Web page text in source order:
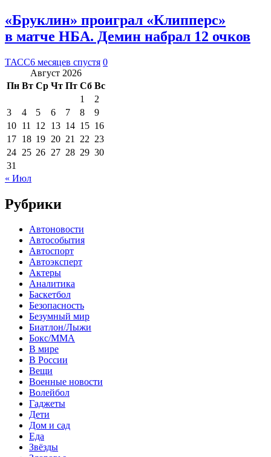
«Бруклин» проиграл «Клипперс»
в матче НБА. Демин набрал 12 очков
ТАСС6 месяцев спустя 0
Август 2026
Пн Вт Ср Чт Пт Сб Вс
1
2
3
4 5 6 7 8
9
10 11 12 13 14 15 16
17 18 19 20 21 22 23
24 25 26 27 28 29 30
31
« Июл
Рубрики
Автоновости
Автособытия
Автоспорт
Автоэксперт
Актеры
Аналитика
Баскетбол
Безопасность
Безумный мир
Биатлон/Лыжи
Бокс/MMA
В мире
В России
Вещи
Военные новости
Волейбол
Гаджеты
Дети
Дом и сад
Еда
Звёзды